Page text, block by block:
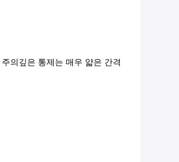
의깊은 통제는 매우 얇은 간격